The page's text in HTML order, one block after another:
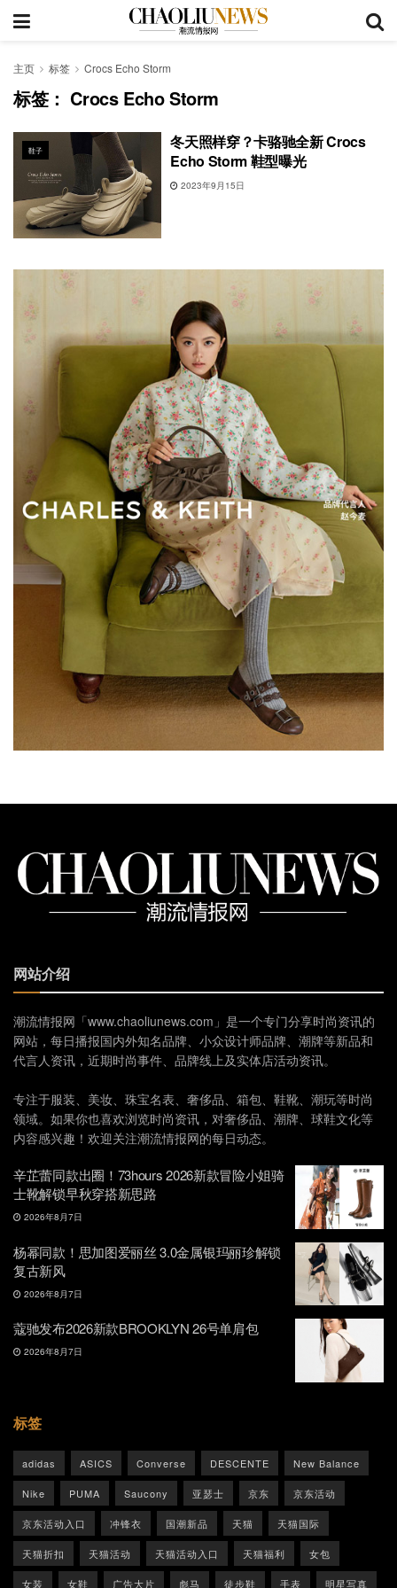
主页 标签 Crocs Echo Storm
标签： Crocs Echo Storm
鞋子
冬天照样穿？卡骆驰全新 Crocs
Echo Storm 鞋型曝光
2023年9月15日
网站介绍
潮流情报网「www.chaoliunews.com」是一个专门分享时尚资讯的
网站，每日播报国内外知名品牌、小众设计师品牌、潮牌等新品和
代言人资讯，近期时尚事件、品牌线上及实体店活动资讯。
专注于服装、美妆、珠宝名表、奢侈品、箱包、鞋靴、潮玩等时尚
领域。如果你也喜欢浏览时尚资讯，对奢侈品、潮牌、球鞋文化等
内容感兴趣！欢迎关注潮流情报网的每日动态。
辛芷蕾同款出圈！73hours 2026新款冒险小姐骑
士靴解锁早秋穿搭新思路
2026年8月7日
杨幂同款！思加图爱丽丝 3.0金属银玛丽珍解锁
复古新风
2026年8月7日
蔻驰发布2026新款BROOKLYN 26号单肩包
2026年8月7日
标签
adidas ASICS Converse DESCENTE New Balance
Nike PUMA Saucony 亚瑟士 京东 京东活动
京东活动入口 冲锋衣 国潮新品 天猫 天猫国际
天猫折扣 天猫活动 天猫活动入口 天猫福利 女包
女装 女鞋 广告大片 彪马 徒步鞋 手表 明星写真